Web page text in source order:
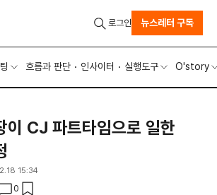
흐름과 판단 인사이터 실행도구 O'story
로그인 뉴스레터 구독
이 CJ 파트타임으로 일한
15:34
0